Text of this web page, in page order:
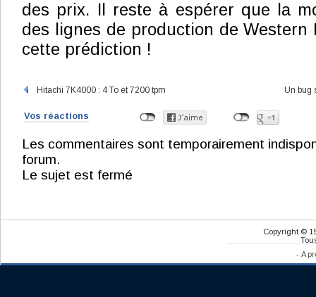
des prix. Il reste à espérer que la
des lignes de production de
cette prédiction !
Hitachi 7K4000 : 4 To et 7200 tpm Un bug
Vos réactions
Les commentaires sont temporairement
forum.
Le sujet est fermé
Copyright ©
- A